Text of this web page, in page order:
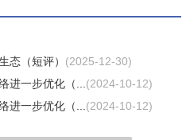
态（短评） (2025-12-30)
进一步优化（... (2024-10-12)
进一步优化（... (2024-10-12)